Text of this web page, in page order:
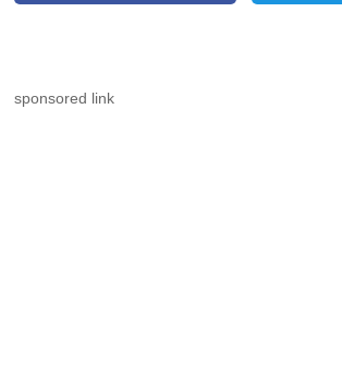
sponsored link